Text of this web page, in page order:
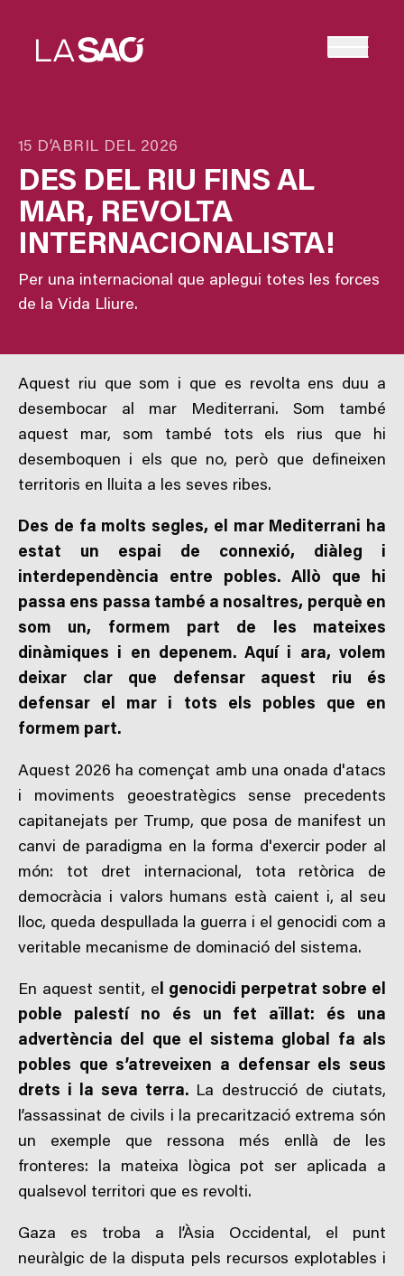
15 D’ABRIL DEL 2026
DES DEL RIU FINS AL
MAR, REVOLTA
INTERNACIONALISTA!
Per una internacional que aplegui totes les forces
de la Vida Lliure.
Aquest riu que som i que es revolta ens duu a
desembocar al mar Mediterrani. Som també
aquest mar, som també tots els rius que hi
desemboquen i els que no, però que defineixen
territoris en lluita a les seves ribes.
Des de fa molts segles, el mar Mediterrani ha
estat un espai de connexió, diàleg i
interdependència entre pobles. Allò que hi
passa ens passa també a nosaltres, perquè en
som un, formem part de les mateixes
dinàmiques i en depenem. Aquí i ara, volem
deixar clar que defensar aquest riu és
defensar el mar i tots els pobles que en
formem part.
Aquest 2026 ha començat amb una onada d'atacs
i moviments geoestratègics sense precedents
capitanejats per Trump, que posa de manifest un
canvi de paradigma en la forma d'exercir poder al
món: tot dret internacional, tota retòrica de
democràcia i valors humans està caient i, al seu
lloc, queda despullada la guerra i el genocidi com a
veritable mecanisme de dominació del sistema.
En aquest sentit, el genocidi perpetrat sobre el
poble palestí no és un fet aïllat: és una
advertència del que el sistema global fa als
pobles que s’atreveixen a defensar els seus
drets i la seva terra.La destrucció de ciutats,
l’assassinat de civils i la precarització extrema són
un exemple que ressona més enllà de les
fronteres: la mateixa lògica pot ser aplicada a
qualsevol territori que es revolti.
Gaza es troba a l’Àsia Occidental, el punt
neuràlgic de la disputa pels recursos explotables i